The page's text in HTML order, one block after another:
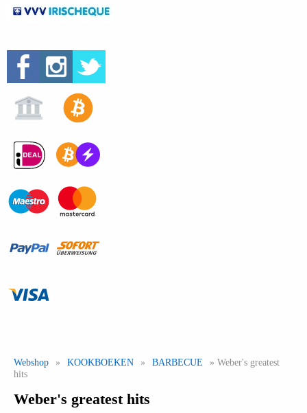
Webshop » KOOKBOEKEN » BARBECUE
» Weber's greatest
hits
Weber's greatest hits